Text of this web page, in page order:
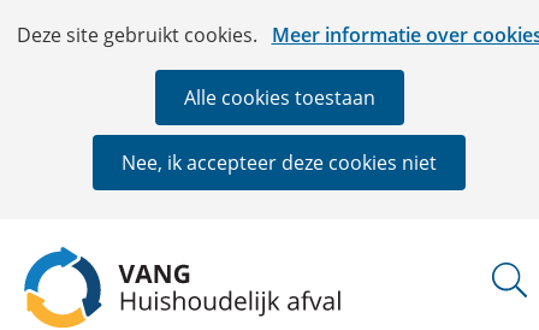
Cookies
Deze site gebruikt cookies. Meer informatie over
Hier
deze
website
worden
Alle cookies toestaan
Nee, ik accepteer deze cookies niet
Ga
de
inhoud